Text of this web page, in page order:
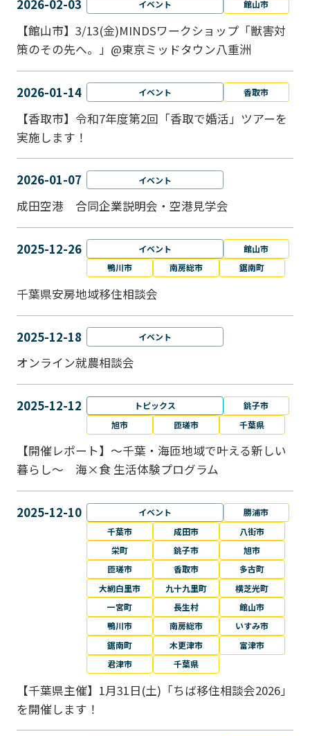
2026-02-03 イベント 館山市
【館山市】3/13(金)MINDSワークショップ「獣害対
策のその先へ。」@東京ミッドタウン八重洲
2026-01-14 イベント 香取市
【香取市】令和7年度第2回「香取で婚活」ツアーを
実施します！
2026-01-07 イベント
成田空港 合同企業説明会・空港見学会
2025-12-26 イベント
館山市
鴨川市
南房総市 鋸南町
千葉県安房地域移住相談会
2025-12-18 イベント
オンライン就農相談会
2025-12-12 トピックス
銚子市
旭市
匝瑳市 千葉県
【開催レポート】～千葉・海匝地域で叶える新しい
暮らし～ 海×食 生活体験プログラム
2025-12-10 イベント
勝浦市
千葉市
成田市
八街市
栄町
銚子市
旭市
匝瑳市
香取市
多古町
大網白里市
九十九里町
横芝光町
一宮町
長生村
館山市
鴨川市
南房総市
いすみ市
鋸南町
木更津市
富津市
君津市
千葉県
【千葉県主催】1月31日(土)「ちば移住相談会2026」
を開催します！